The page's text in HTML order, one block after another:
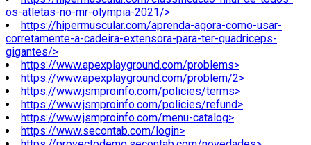
os-atletas-no-mr-olympia-2021/>
https://hipermuscular.com/aprenda-agora-como-usar-
corretamente-a-cadeira-extensora-para-ter-quadriceps-
gigantes/>
https://www.apexplayground.com/problems>
https://www.apexplayground.com/problem/2>
https://www.jsmproinfo.com/policies/terms>
https://www.jsmproinfo.com/policies/refund>
https://www.jsmproinfo.com/menu-catalog>
https://www.secontab.com/login>